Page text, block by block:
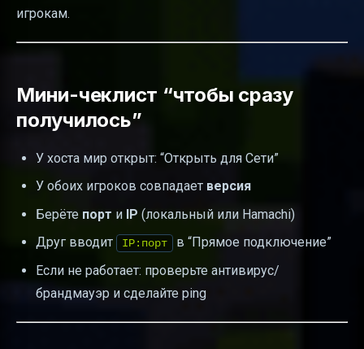
игрокам.
Мини-чеклист “чтобы сразу
получилось”
У хоста мир открыт: “Открыть для Сети”
У обоих игроков совпадает версия
Берёте порт и IP (локальный или Hamachi)
Друг вводит
IP:порт
в “Прямое подключение”
Если не работает: проверьте антивирус/
брандмауэр и сделайте ping